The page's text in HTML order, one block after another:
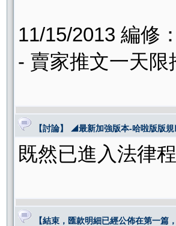
11/15/2013 編修：
- 賣家推文一天
【討論】 ◢最新加強版本-哈啦版版
既然已進入法律
【結束，匯款明細已經公佈在第一